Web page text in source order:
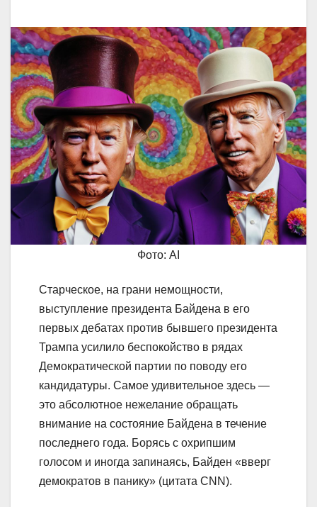
Фото: AI
Старческое, на грани немощности,
выступление президента Байдена в его
первых дебатах против бывшего президента
Трампа усилило беспокойство в рядах
Демократической партии по поводу его
кандидатуры. Самое удивительное здесь —
это абсолютное нежелание обращать
внимание на состояние Байдена в течение
последнего года. Борясь с охрипшим
голосом и иногда запинаясь, Байден «вверг
демократов в панику» (цитата CNN).